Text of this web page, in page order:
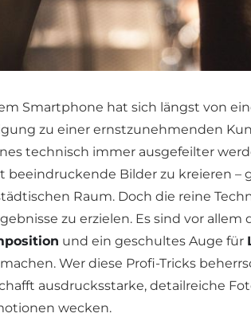
Smartphone hat sich längst von
zu einer ernstzunehmenden
technisch immer ausgefeilter
beeindruckende Bilder zu kreieren –
Raum. Doch die reine
zu erzielen. Es sind vor allem
und ein geschultes Auge für
Wer diese Profi-Tricks
ausdrucksstarke, detailreiche
wecken.